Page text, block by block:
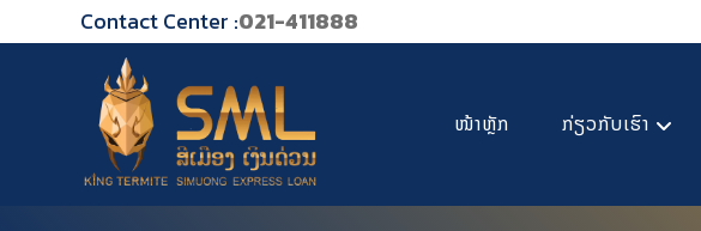
Contact Center :021-411888
ໜ້າຫຼັກ ກ່ຽວກັບເຮົາ